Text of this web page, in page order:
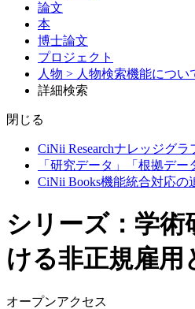
論文
本
博士論文
プロジェクト
人物 > 人物検索機能につい
詳細検索
閉じる
CiNii Researchナレッジグ
「研究データ」「根拠デ
CiNii Books機能統合対応の
シリーズ：学
ける非正規雇用
オープンアクセス